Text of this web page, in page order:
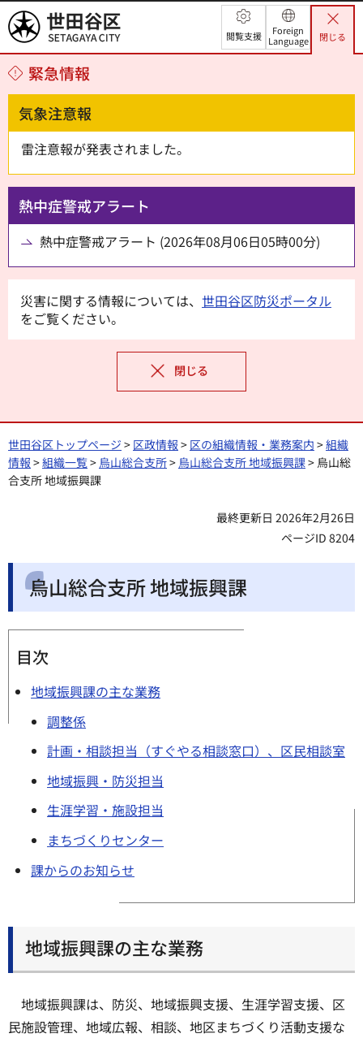
世田谷区 閲覧支援
Foreign
Language
閉じる
緊急情報
気象注意報
雷注意報が発表されました。
熱中症警戒アラート
熱中症警戒アラート (2026年08月06日05時00分)
災害に関する情報については、 世田谷区防災ポータル
をご覧ください。
閉じる
世田谷区トップページ > 区政情報 > 区の組織情報・業務案内 >組織
情報 >組織一覧> 烏山総合支所> 烏山総合支所 地域振興課> 烏山総
合支所 地域振興課
最終更新日 2026年2月26日
ページID 8204
烏山総合支所 地域振興課
目次
地域振興課の主な業務
調整係
計画・相談担当（すぐやる相談窓口）、区民相談室
地域振興・防災担当
生涯学習・施設担当
まちづくりセンター
課からのお知らせ
地域振興課の主な業務
地域振興課は、防災、地域振興支援、生涯学習支援、区
民施設管理、地域広報、相談、地区まちづくり活動支援な